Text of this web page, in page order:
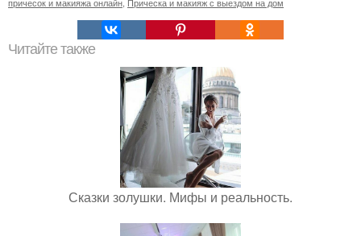
причесок и макияжа онлайн, Прическа и макияж с выездом на дом
Читайте также
Сказки золушки. Мифы и реальность.